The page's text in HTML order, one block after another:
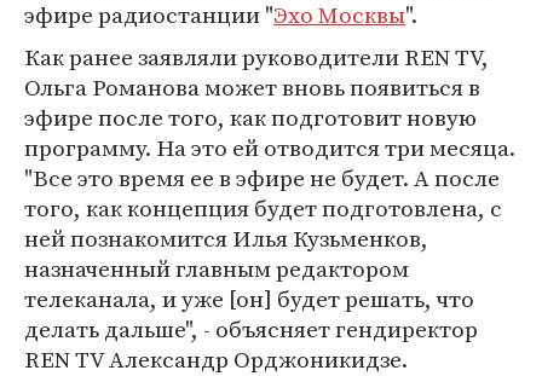
эфире радиостанции "Эхо Москвы".
Как ранее заявляли руководители REN TV,
Ольга Романова может вновь появиться в
эфире после того, как подготовит новую
программу. На это ей отводится три месяца.
"Все это время ее в эфире не будет. А после
того, как концепция будет подготовлена, с
ней познакомится Илья Кузьменков,
назначенный главным редактором
телеканала, и уже [он] будет решать, что
делать дальше", - объясняет гендиректор
REN TV Александр Орджоникидзе.